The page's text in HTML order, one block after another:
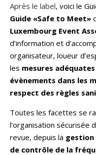
Après le label, voici le
Guide «Safe to Meet»
Luxembourg Event
d’information et
organisateur, loueur
les mesures
évènements dans les
respect des règles
Toutes les facettes se
l’organisation sécurisée
revue, depuis la gestion
de contrôle de la